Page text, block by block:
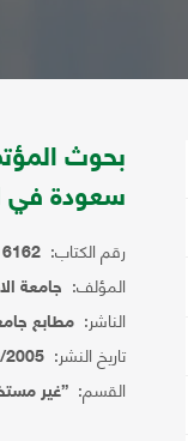
بحوث
سعودة في الفترة " 1 - 5
رقم الكتاب: 6162
المؤلف: جامعة
الناشر: مطابع
تاريخ النشر: 0:00
القسم: {غير